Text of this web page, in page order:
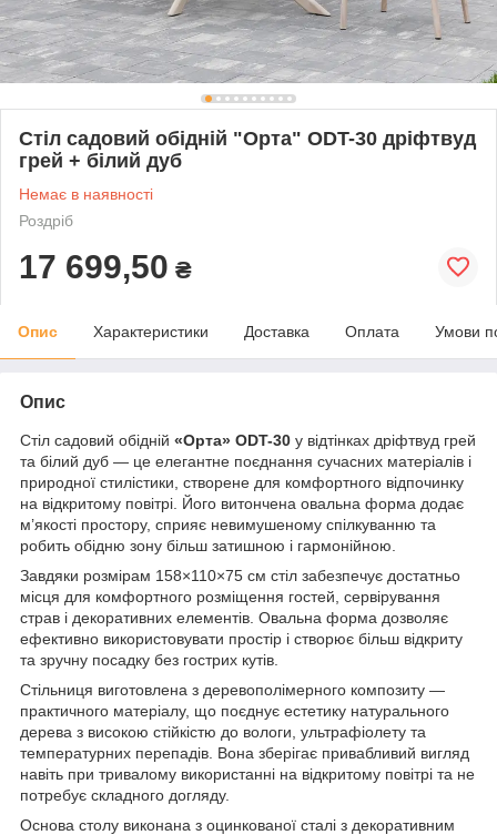
Стіл садовий обідній "Орта" ODT-30 дріфтвуд
грей + білий дуб
Немає в наявності
Роздріб
17 699,50 ₴
Опис Характеристики Доставка Оплата Умови
Опис
Стіл садовий обідній «Орта» ODT-30 у відтінках дріфтвуд грей
та білий дуб — це елегантне поєднання сучасних матеріалів і
природної стилістики, створене для комфортного відпочинку
на відкритому повітрі. Його витончена овальна форма додає
м’якості простору, сприяє невимушеному спілкуванню та
робить обідню зону більш затишною і гармонійною.
Завдяки розмірам 158×110×75 см стіл забезпечує достатньо
місця для комфортного розміщення гостей, сервірування
страв і декоративних елементів. Овальна форма дозволяє
ефективно використовувати простір і створює більш відкриту
та зручну посадку без гострих кутів.
Стільниця виготовлена з деревополімерного композиту —
практичного матеріалу, що поєднує естетику натурального
дерева з високою стійкістю до вологи, ультрафіолету та
температурних перепадів. Вона зберігає привабливий вигляд
навіть при тривалому використанні на відкритому повітрі та не
потребує складного догляду.
Основа столу виконана з оцинкованої сталі з декоративним